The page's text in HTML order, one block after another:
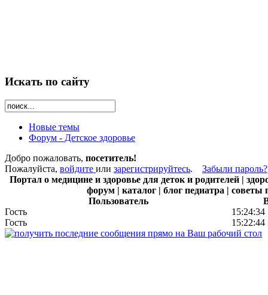
Искать по сайту
Новые темы
Форум - Детское здоровье
Добро пожаловать, посетитель!
Пожалуйста, войдите или зарегистрируйтесь. Забыли пароль?
Портал о медицине и здоровье для деток и родителей |
форум | каталог | блог педиатра |
Пользователь
Гость
15:24:34
Гость
15:22:44